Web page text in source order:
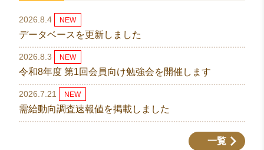
2026.8.4 NEW
データベースを更新しました
2026.8.3 NEW
令和8年度 第1回会員向け勉強会を開催します
2026.7.21 NEW
需給動向調査速報値を掲載しました
一覧